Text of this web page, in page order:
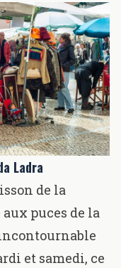
Ladra
de la
puces de la
et samedi, ce